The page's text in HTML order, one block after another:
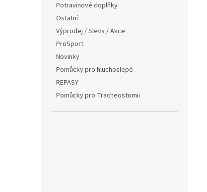
Potravinové doplňky
Ostatní
Výprodej / Sleva / Akce
ProSport
Novinky
Pomůcky pro hluchoslepé
REPASY
Pomůcky pro Tracheostomii